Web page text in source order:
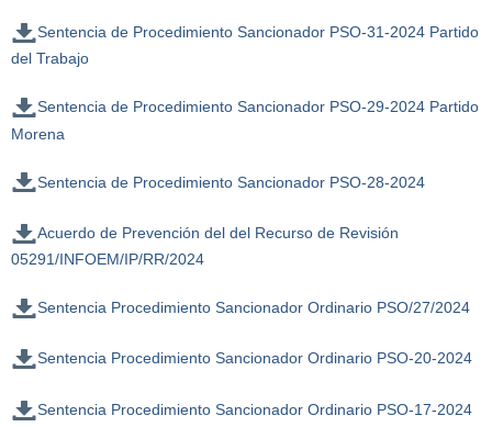
Sentencia de Procedimiento Sancionador PSO-31-2024 Partido
del Trabajo
Sentencia de Procedimiento Sancionador PSO-29-2024 Partido
Morena
Sentencia de Procedimiento Sancionador PSO-28-2024
Acuerdo de Prevención del del Recurso de Revisión
05291/INFOEM/IP/RR/2024
Sentencia Procedimiento Sancionador Ordinario PSO/27/2024
Sentencia Procedimiento Sancionador Ordinario PSO-20-2024
Sentencia Procedimiento Sancionador Ordinario PSO-17-2024